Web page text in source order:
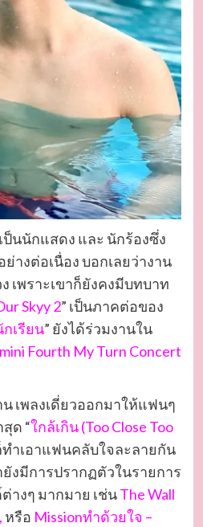
ป็นนักแสดง และ นักร้องซึ่ง
างต่อเนื่อง บอกเลยว่างาน
เพราะเขาก็ยังคงมีบทบาท
Skyy 2” เป็นภาคต่อของ
เรียน” ยังได้ร่วมงานใน
Fourth My Turn Concert
เพลงเดี่ยวออกมาให้แฟนๆ
ด “ใกล้เกิน (Too Close Too
ทำเอาแฟนคลับใจละลายกัน
งมีการปรากฏตัวในรายการ
างๆ มากมาย เช่นThe Wall
หรือ Missionทำด้วยใจ –